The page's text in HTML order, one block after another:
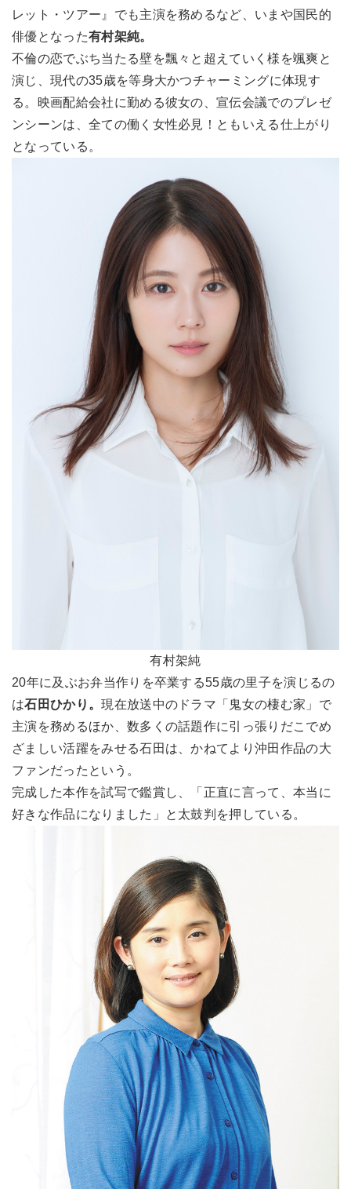
レット・ツアー』でも主演を務めるなど、いまや国民的
俳優となった有村架純。
不倫の恋でぶち当たる壁を飄々と超えていく様を颯爽と
演じ、現代の35歳を等身大かつチャーミングに体現す
る。映画配給会社に勤める彼女の、宣伝会議でのプレゼ
ンシーンは、全ての働く女性必見！ともいえる仕上がり
となっている。
有村架純
20年に及ぶお弁当作りを卒業する55歳の里子を演じるの
は石田ひかり。現在放送中のドラマ「鬼女の棲む家」で
主演を務めるほか、数多くの話題作に引っ張りだこでめ
ざましい活躍をみせる石田は、かねてより沖田作品の大
ファンだったという。
完成した本作を試写で鑑賞し、「正直に言って、本当に
好きな作品になりました」と太鼓判を押している。